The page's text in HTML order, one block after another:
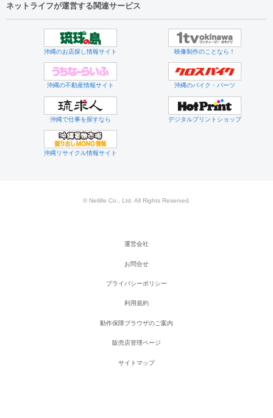
ネットライフが運営する関連サービス
沖縄のお店探し情報サイト 映像制作のことなら！
沖縄の不動産情報サイト 沖縄のバイク・パーツ
沖縄で仕事を探すなら デジタルプリントショップ
沖縄リサイクル情報サイト
© Netlife Co., Ltd. All Rights Reserved.
運営会社
お問合せ
プライバシーポリシー
利用規約
動作保障ブラウザのご案内
販売店管理ページ
サイトマップ